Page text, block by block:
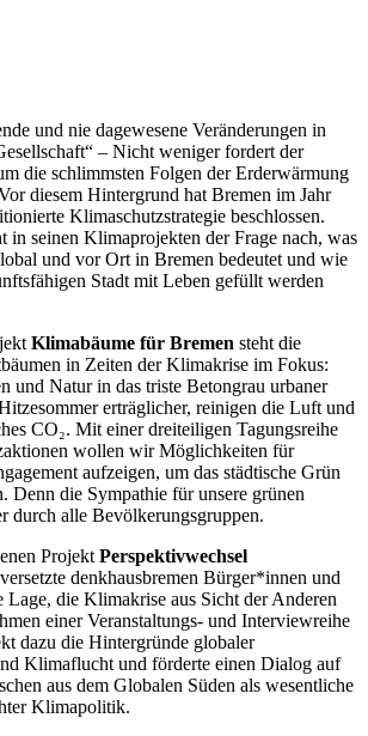
und nie dagewesene Veränderungen in
– Nicht weniger fordert der
die schlimmsten Folgen der Erderwärmung
diesem Hintergrund hat Bremen im Jahr
Klimaschutzstrategie beschlossen.
in seinen Klimaprojekten der Frage nach, was
und vor Ort in Bremen bedeutet und wie
Stadt mit Leben gefüllt werden
Klimabäume für Bremen steht die
in Zeiten der Klimakrise im Fokus:
und Natur in das triste Betongrau urbaner
erträglicher, reinigen die Luft und
CO₂. Mit einer dreiteiligen Tagungsreihe
wollen wir Möglichkeiten für
aufzeigen, um das städtische Grün
Denn die Sympathie für unsere grünen
durch alle Bevölkerungsgruppen.
Projekt Perspektivwechsel
versetzte denkhausbremen Bürger*innen und
die Klimakrise aus Sicht der Anderen
einer Veranstaltungs- und Interviewreihe
dazu die Hintergründe globaler
Klimaflucht und förderte einen Dialog auf
aus dem Globalen Süden als wesentliche
Klimapolitik.